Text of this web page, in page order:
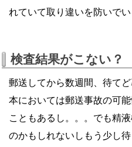
れていて取り違いを防いでい
検査結果がこない？
郵送してから数週間、待て
本においては郵送事故の可
こともあるし。。。でも精
のかもしれないしもう少し